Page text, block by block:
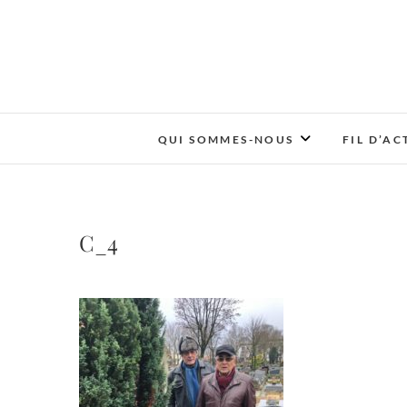
QUI SOMMES-NOUS FIL
С_4